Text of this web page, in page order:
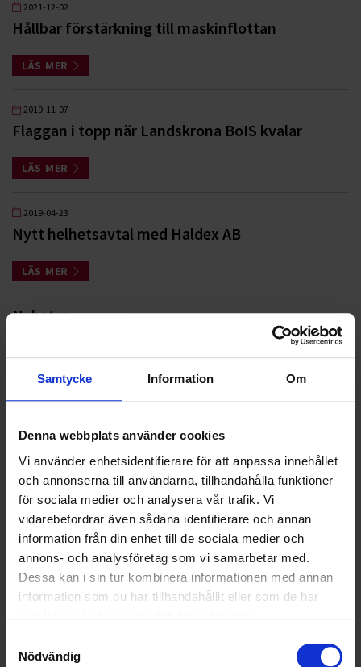
Samtycke Information Om
Denna webbplats använder cookies
Vi använder enhetsidentifierare för att anpassa innehållet
och annonserna till användarna, tillhandahålla funktioner
för sociala medier och analysera vår trafik. Vi
vidarebefordrar även sådana identifierare och annan
information från din enhet till de sociala medier och
annons- och analysföretag som vi samarbetar med.
Dessa kan i sin tur kombinera informationen med annan
information som du har tillhandahållit eller som de har
Nödvändig
2021-12-02
Hållbar förstärkning till maskinflottan
LÄS MER
2019-11-07
Flaggan i topp när Landskrona BoIS kvalar
LÄS MER
2019-04-23
Nytt helhetsavtal med Haldex AB
LÄS MER
Nyheter
ALLA
HÅLLBARHET
LANDSKRONA
OHLSSONS REGION MITT
OHLSSONS REGION SYD
OHLSSONS REGION VÄST
RENHÅLLNING